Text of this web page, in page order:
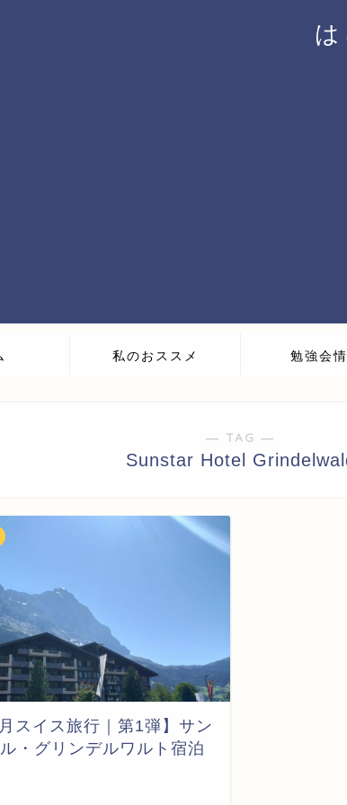
私のおススメ 勉強会
― TAG ―
Sunstar Hotel
スイス旅行｜第1弾】サン
・グリンデルワルト宿泊